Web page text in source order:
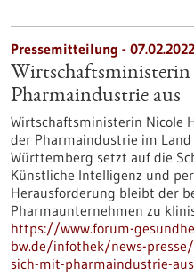
Pressemitteilung - 07.02.2022
Pharmaindustrie aus
Wirtschaftsministerin Nicole
der Pharmaindustrie im Land
Württemberg setzt auf die
Künstliche Intelligenz und
Herausforderung bleibt der
Pharmaunternehmen zu
https://www.forum-
bw.de/infothek/news-
sich-mit-pharmaindustrie-aus